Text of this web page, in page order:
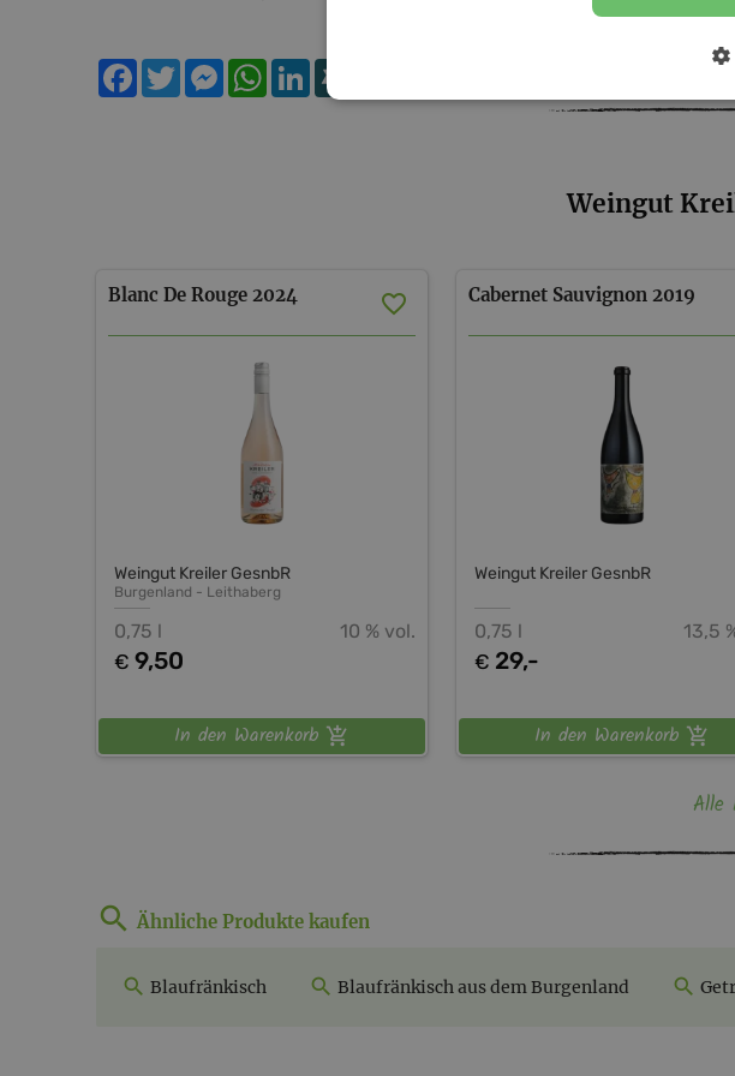
Facebook
TwitterMessenger
WhatsAppLinkedIn
Weingut
Blanc De Rouge 2024
Weingut Kreiler GesnbR
Burgenland - Leithaberg
10 % vol.
0,75 l
€ 9,50
In den Warenkorb
Cabernet Sauvignon 2019
Weingut Kreiler GesnbR
13,5
0,75 l
€ 29,-
In den Warenkorb
Alle
Ähnliche Produkte kaufen
Blaufränkisch Blaufränkisch aus dem Burgenland